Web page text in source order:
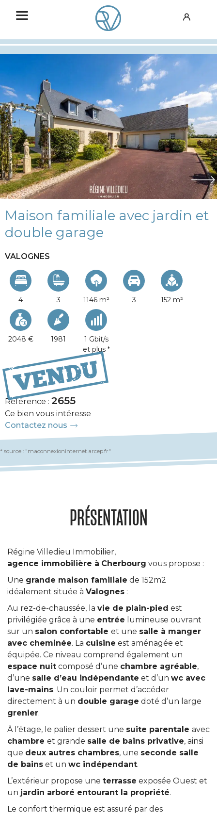
Maison familiale avec jardin et
double garage
VALOGNES
4 3 1146 m² 3 152 m²
2048 € 1981
1 Gbit/s
et plus *
355 300 €
Référence : 2655
Ce bien vous intéresse
Contactez nous
* source : "maconnexioninternet.arcep.fr"
PRÉSENTATION
Régine Villedieu Immobilier,
agence immobilière à Cherbourg vous propose :
Une grande maison familiale de 152m2
idéalement située à Valognes :
Au rez-de-chaussée, la vie de plain-pied est
privilégiée grâce à une entrée lumineuse ouvrant
sur un salon confortable et une salle à manger
avec cheminée. La cuisine est aménagée et
équipée. Ce niveau comprend également un
espace nuit composé d’une chambre agréable,
d’une salle d’eau indépendante et d’un wc avec
lave-mains. Un couloir permet d’accéder
directement à un double garage doté d’un large
grenier.
À l’étage, le palier dessert une suite parentale avec
chambre et grande salle de bains privative, ainsi
que deux autres chambres, une seconde salle
de bains et un wc indépendant.
L’extérieur propose une terrasse exposée Ouest et
un jardin arboré entourant la propriété.
Le confort thermique est assuré par des